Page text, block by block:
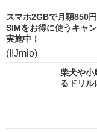
スマホ2GBで月額850
SIMをお得に使うキャ
実施中！
(IIJmio)
柴犬や小
るドリル